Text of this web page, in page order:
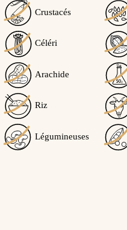
Crustacés
Céléri
Arachide
Riz
Légumineuses